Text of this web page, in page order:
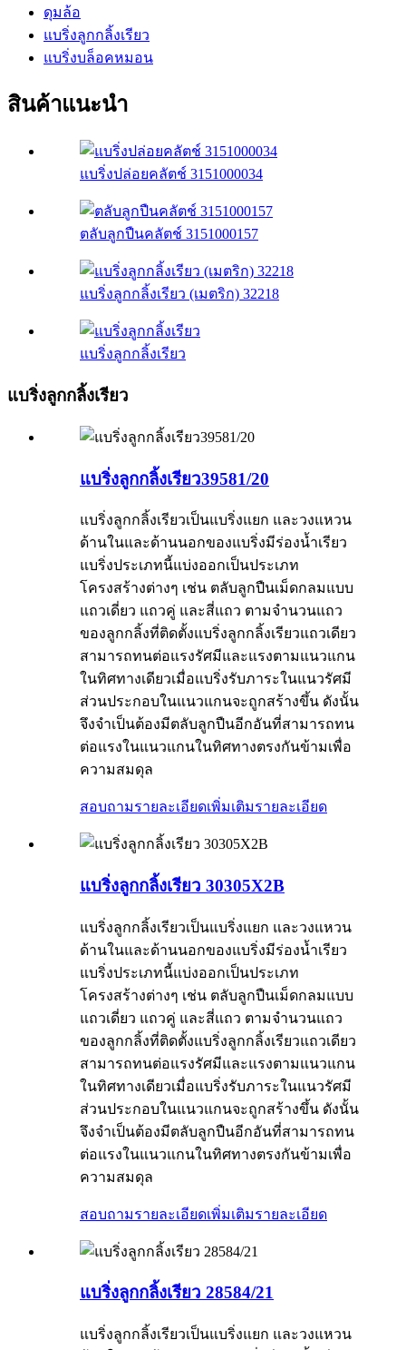
ดุมล้อ
แบริ่งลูกกลิ้งเรียว
แบริ่งบล็อคหมอน
สินค้าแนะนำ
แบริ่งปล่อยคลัตช์ 3151000034
ตลับลูกปืนคลัตช์ 3151000157
แบริ่งลูกกลิ้งเรียว (เมตริก) 32218
แบริ่งลูกกลิ้งเรียว
แบริ่งลูกกลิ้งเรียว
แบริ่งลูกกลิ้งเรียว39581/20
แบริ่งลูกกลิ้งเรียวเป็นแบริ่งแยก และวงแหวน
ด้านในและด้านนอกของแบริ่งมีร่องน้ำเรียว
แบริ่งประเภทนี้แบ่งออกเป็นประเภท
โครงสร้างต่างๆ เช่น ตลับลูกปืนเม็ดกลมแบบ
แถวเดี่ยว แถวคู่ และสี่แถว ตามจำนวนแถว
ของลูกกลิ้งที่ติดตั้งแบริ่งลูกกลิ้งเรียวแถวเดียว
สามารถทนต่อแรงรัศมีและแรงตามแนวแกน
ในทิศทางเดียวเมื่อแบริ่งรับภาระในแนวรัศมี
ส่วนประกอบในแนวแกนจะถูกสร้างขึ้น ดังนั้น
จึงจำเป็นต้องมีตลับลูกปืนอีกอันที่สามารถทน
ต่อแรงในแนวแกนในทิศทางตรงกันข้ามเพื่อ
ความสมดุล
สอบถามรายละเอียดเพิ่มเติมรายละเอียด
แบริ่งลูกกลิ้งเรียว 30305X2B
แบริ่งลูกกลิ้งเรียวเป็นแบริ่งแยก และวงแหวน
ด้านในและด้านนอกของแบริ่งมีร่องน้ำเรียว
แบริ่งประเภทนี้แบ่งออกเป็นประเภท
โครงสร้างต่างๆ เช่น ตลับลูกปืนเม็ดกลมแบบ
แถวเดี่ยว แถวคู่ และสี่แถว ตามจำนวนแถว
ของลูกกลิ้งที่ติดตั้งแบริ่งลูกกลิ้งเรียวแถวเดียว
สามารถทนต่อแรงรัศมีและแรงตามแนวแกน
ในทิศทางเดียวเมื่อแบริ่งรับภาระในแนวรัศมี
ส่วนประกอบในแนวแกนจะถูกสร้างขึ้น ดังนั้น
จึงจำเป็นต้องมีตลับลูกปืนอีกอันที่สามารถทน
ต่อแรงในแนวแกนในทิศทางตรงกันข้ามเพื่อ
ความสมดุล
สอบถามรายละเอียดเพิ่มเติมรายละเอียด
แบริ่งลูกกลิ้งเรียว 28584/21
แบริ่งลูกกลิ้งเรียวเป็นแบริ่งแยก และวงแหวน